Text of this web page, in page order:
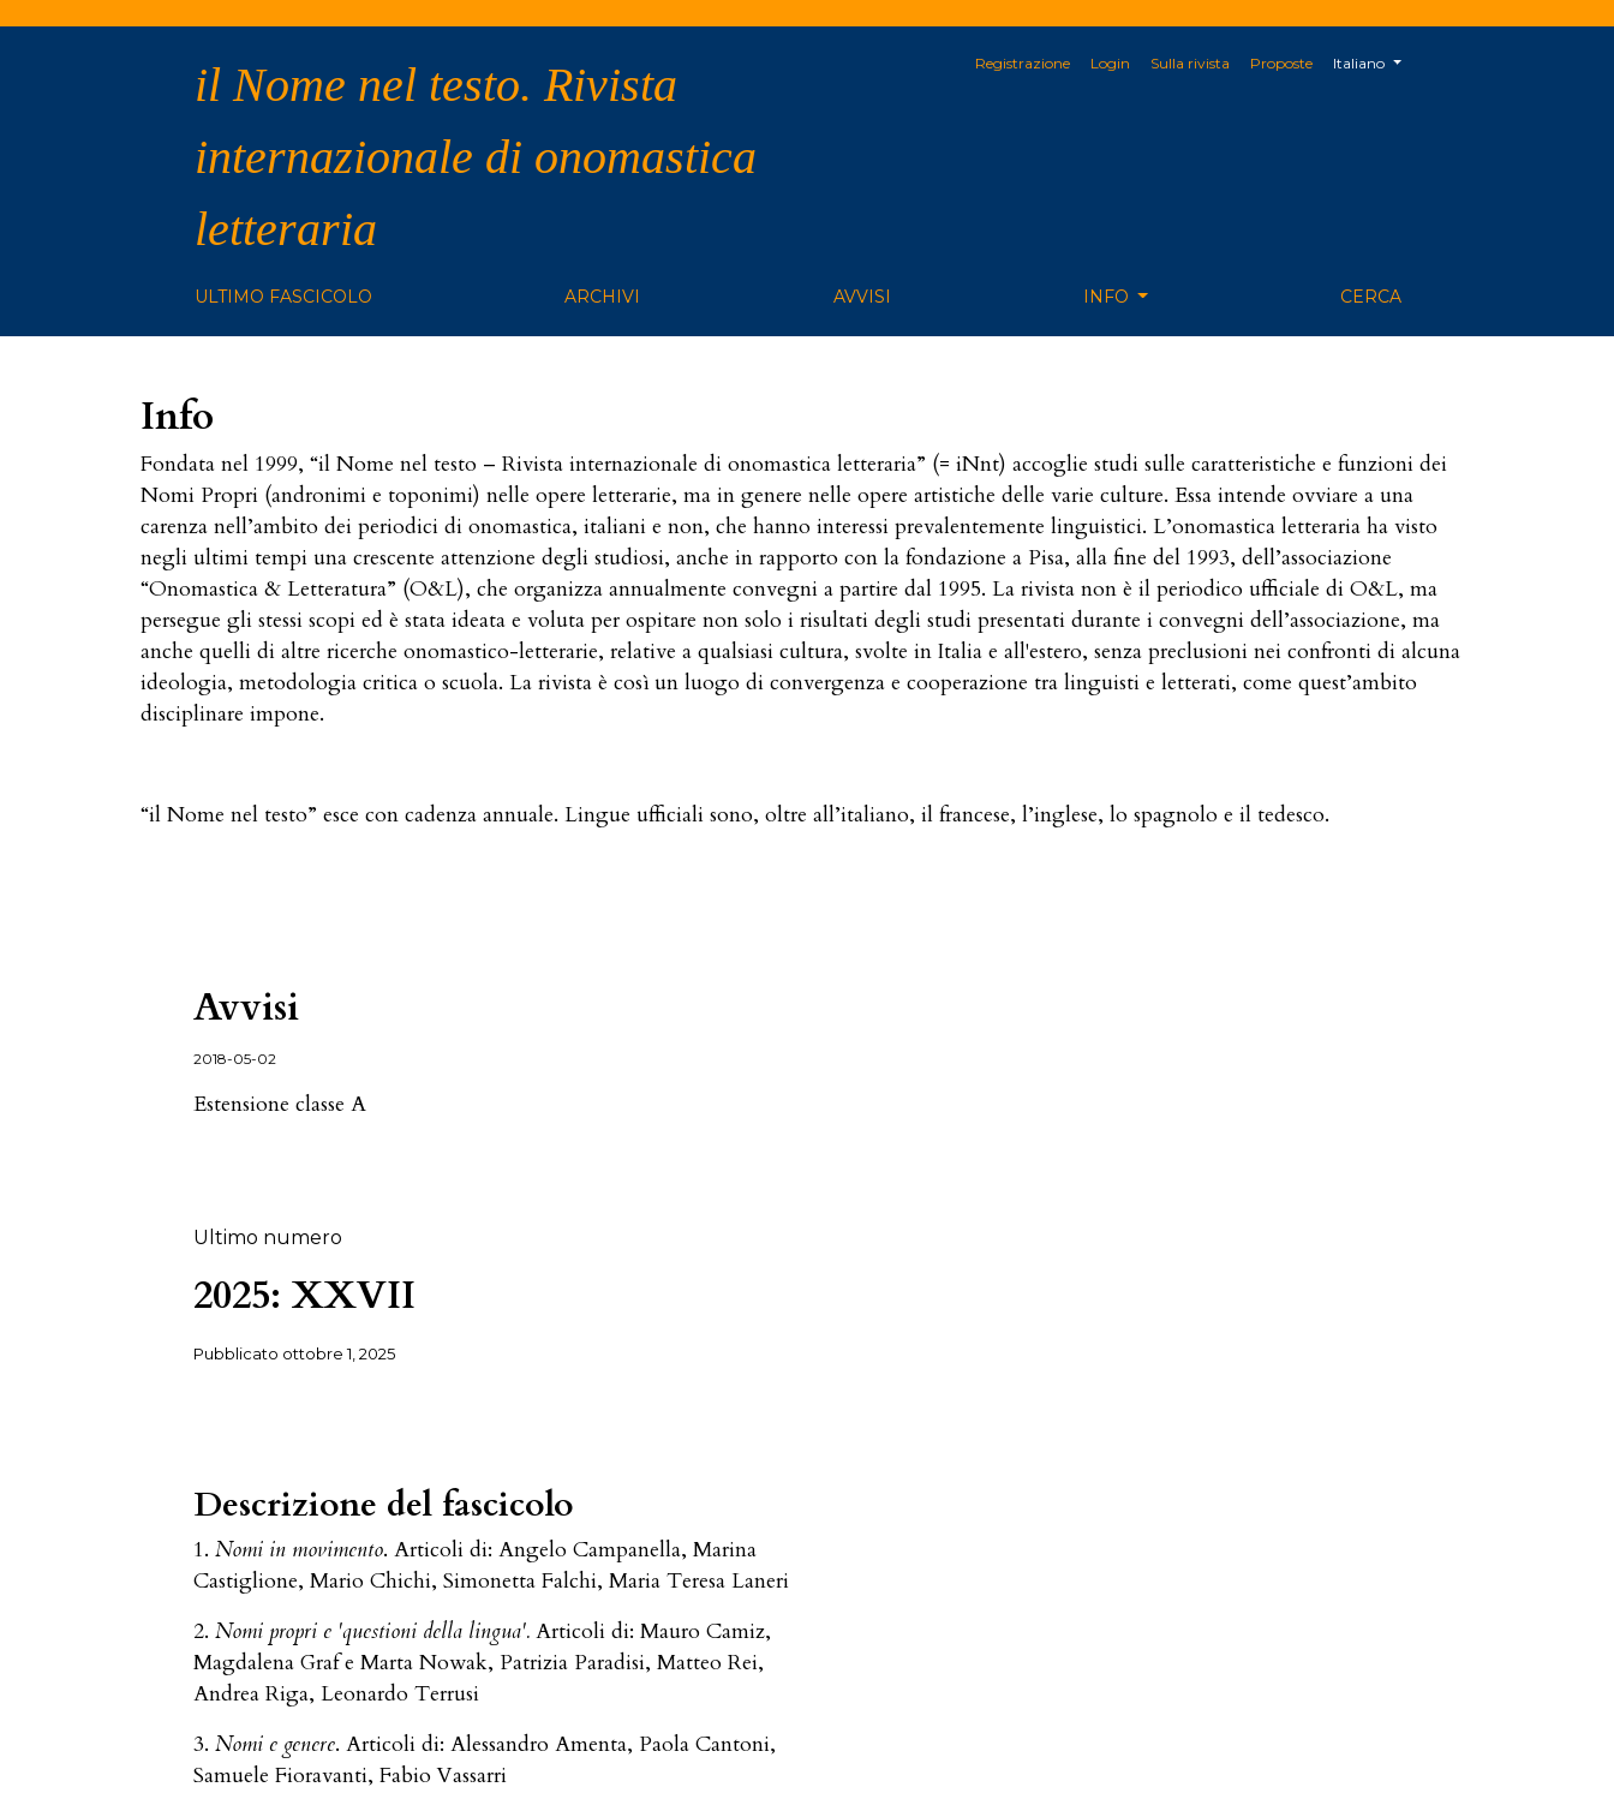
il Nome nel testo. Rivista
internazionale di onomastica
letteraria
Registrazione Login Sulla rivista Proposte Italiano
ULTIMO FASCICOLO ARCHIVI AVVISI INFO CERCA
Info
Fondata nel 1999, “il Nome nel testo – Rivista internazionale di onomastica letteraria” (= iNnt) accoglie studi sulle caratteristiche e funzioni dei
Nomi Propri (andronimi e toponimi) nelle opere letterarie, ma in genere nelle opere artistiche delle varie culture. Essa intende ovviare a una
carenza nell’ambito dei periodici di onomastica, italiani e non, che hanno interessi prevalentemente linguistici. L’onomastica letteraria ha visto
negli ultimi tempi una crescente attenzione degli studiosi, anche in rapporto con la fondazione a Pisa, alla fine del 1993, dell’associazione
“Onomastica & Letteratura” (O&L), che organizza annualmente convegni a partire dal 1995. La rivista non è il periodico ufficiale di O&L, ma
persegue gli stessi scopi ed è stata ideata e voluta per ospitare non solo i risultati degli studi presentati durante i convegni dell’associazione, ma
anche quelli di altre ricerche onomastico-letterarie, relative a qualsiasi cultura, svolte in Italia e all'estero, senza preclusioni nei confronti di alcuna
ideologia, metodologia critica o scuola. La rivista è così un luogo di convergenza e cooperazione tra linguisti e letterati, come quest’ambito
disciplinare impone.
“il Nome nel testo” esce con cadenza annuale. Lingue ufficiali sono, oltre all’italiano, il francese, l’inglese, lo spagnolo e il tedesco.
Avvisi
2018-05-02
Estensione classe A
Ultimo numero
2025: XXVII
Pubblicato ottobre 1, 2025
Descrizione del fascicolo
1.Nomi in movimento. Articoli di: Angelo Campanella, Marina
Castiglione, Mario Chichi, Simonetta Falchi, Maria Teresa Laneri
2.Nomi propri e 'questioni della lingua'. Articoli di: Mauro Camiz,
Magdalena Graf e Marta Nowak, Patrizia Paradisi, Matteo Rei,
Andrea Riga, Leonardo Terrusi
3.Nomi e genere. Articoli di: Alessandro Amenta, Paola Cantoni,
Samuele Fioravanti, Fabio Vassarri